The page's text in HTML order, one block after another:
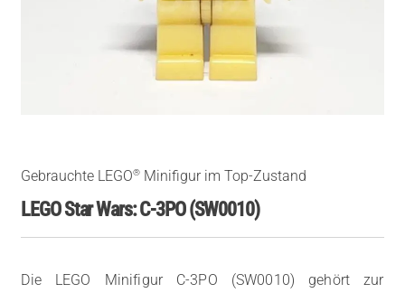
Gebrauchte LEGO® Minifigur im Top-Zustand
LEGO Star Wars: C-3PO (SW0010)
Die LEGO Minifigur C-3PO (SW0010) gehört zur